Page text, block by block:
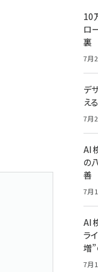
10
ロ
裏
7月
デ
え
7月
AI
の
善
7月
AI
ラ
増
7月